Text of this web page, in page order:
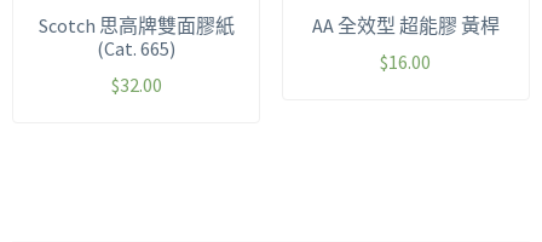
Scotch 思高牌雙面膠紙
(Cat. 665)
$32.00
AA 全效型 超能膠 黃桿
$16.00